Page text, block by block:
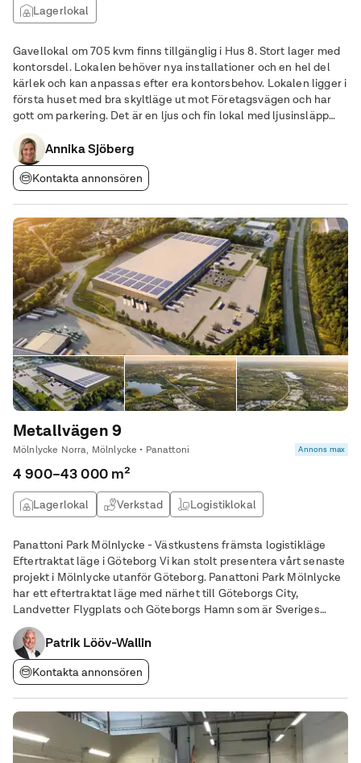
Lagerlokal
Gavellokal om 705 kvm finns tillgänglig i Hus 8. Stort lager med
kontorsdel. Lokalen behöver nya installationer och en hel del
kärlek och kan anpassas efter era kontorsbehov. Lokalen ligger i
första huset med bra skyltläge ut mot Företagsvägen och har
gott om parkering. Det är en ljus och fin lokal med ljusinsläpp
från tre sidor.
Annika Sjöberg
Kontakta annonsören
Metallvägen 9
Mölnlycke Norra, Mölnlycke • Panattoni Annons max
4 900–43 000 m²
Lagerlokal Verkstad Logistiklokal
Panattoni Park Mölnlycke - Västkustens främsta logistikläge
Eftertraktat läge i Göteborg Vi kan stolt presentera vårt senaste
projekt i Mölnlycke utanför Göteborg. Panattoni Park Mölnlycke
har ett eftertraktat läge med närhet till Göteborgs City,
Landvetter Flygplats och Göteborgs Hamn som är Sveriges
viktigaste logistiknav. Med skyltläge mot riksväg 40 erbjuds bra
synlighet och närhet till de
Patrik Lööv-Wallin
Kontakta annonsören